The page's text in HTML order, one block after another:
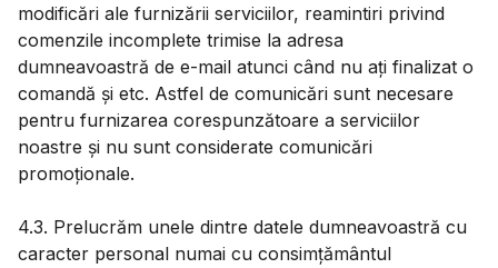
modificări ale furnizării serviciilor, reamintiri privind
comenzile incomplete trimise la adresa
dumneavoastră de e-mail atunci când nu ați finalizat o
comandă și etc. Astfel de comunicări sunt necesare
pentru furnizarea corespunzătoare a serviciilor
noastre și nu sunt considerate comunicări
promoționale.
4.3. Prelucrăm unele dintre datele dumneavoastră cu
caracter personal numai cu consimțământul